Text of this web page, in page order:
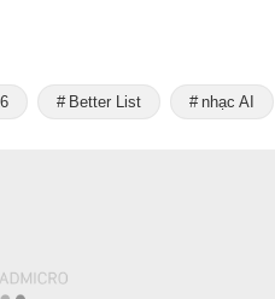
Better List nhạc AI